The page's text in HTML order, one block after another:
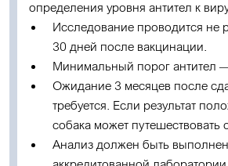
определения уровня антител к
Исследование проводится не
30 дней после вакцинации.
Минимальный порог антител
Ожидание 3 месяцев после
требуется. Если результат
собака может путешествовать
Анализ должен быть